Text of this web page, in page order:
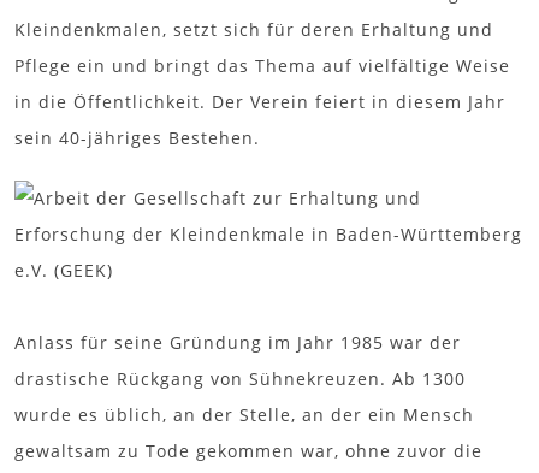
Kleindenkmalen, setzt sich für deren Erhaltung und
Pflege ein und bringt das Thema auf vielfältige Weise
in die Öffentlichkeit. Der Verein feiert in diesem Jahr
sein 40-jähriges Bestehen.
Anlass für seine Gründung im Jahr 1985 war der
drastische Rückgang von Sühnekreuzen. Ab 1300
wurde es üblich, an der Stelle, an der ein Mensch
gewaltsam zu Tode gekommen war, ohne zuvor die